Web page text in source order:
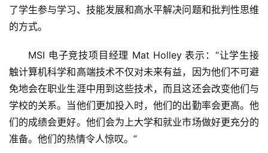
了学生参与学习、技能发展和高水平解决问题和批判性思维
的方式。
MSI 电子竞技项目经理 Mat Holley 表示：“让学生接
触计算机科学和高端技术不仅对未来有益，因为他们不可避
免地会在职业生涯中用到这些技术，而且这还会改变他们与
学校的关系。当他们更加投入时，他们的出勤率会更高。他
们的成绩会更好。他们会为上大学和就业市场做好更充分的
准备。他们的热情令人惊叹。”